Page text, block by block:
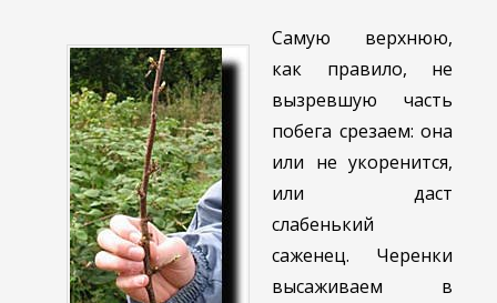
Самую верхнюю,
как правило, не
вызревшую часть
побега срезаем: она
или не укоренится,
или даст
слабенький
саженец. Черенки
высаживаем в